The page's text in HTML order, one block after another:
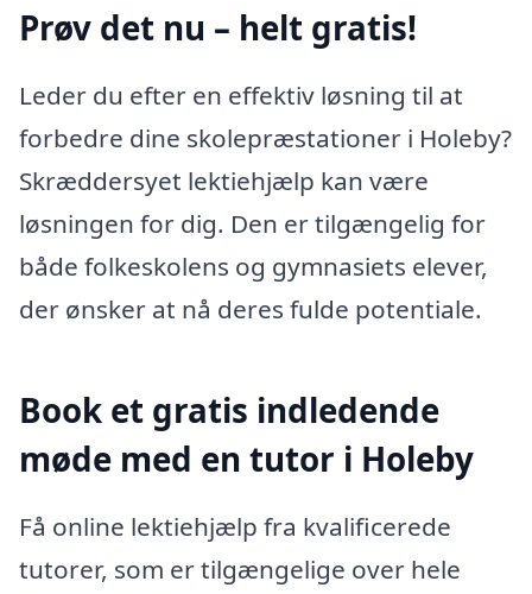
Prøv det nu – helt gratis!
Leder du efter en effektiv løsning til at
forbedre dine skolepræstationer i Holeby?
Skræddersyet lektiehjælp kan være
løsningen for dig. Den er tilgængelig for
både folkeskolens og gymnasiets elever,
der ønsker at nå deres fulde potentiale.
Book et gratis indledende
møde med en tutor i Holeby
Få online lektiehjælp fra kvalificerede
tutorer, som er tilgængelige over hele